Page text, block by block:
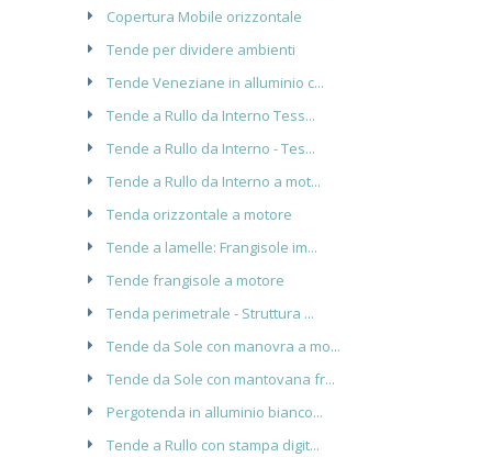
Copertura Mobile orizzontale
Tende per dividere ambienti
Tende Veneziane in alluminio c...
Tende a Rullo da Interno Tess...
Tende a Rullo da Interno - Tes...
Tende a Rullo da Interno a mot...
Tenda orizzontale a motore
Tende a lamelle: Frangisole im...
Tende frangisole a motore
Tenda perimetrale - Struttura ...
Tende da Sole con manovra a mo...
Tende da Sole con mantovana fr...
Pergotenda in alluminio bianco...
Tende a Rullo con stampa digit...